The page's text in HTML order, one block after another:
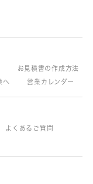
お見積書の作成方法
へ 営業カレンダー
よくあるご質問